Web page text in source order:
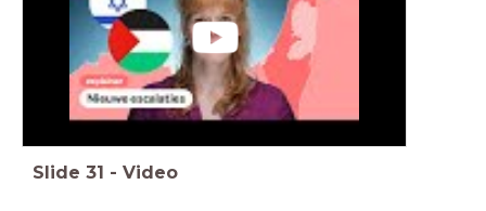
Slide 31 - Video